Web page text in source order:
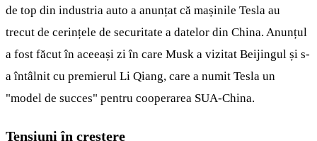
de top din industria auto a anunțat că mașinile Tesla au
trecut de cerințele de securitate a datelor din China. Anunțul
a fost făcut în aceeași zi în care Musk a vizitat Beijingul și s-
a întâlnit cu premierul Li Qiang, care a numit Tesla un
"model de succes" pentru cooperarea SUA-China.
Tensiuni în creștere